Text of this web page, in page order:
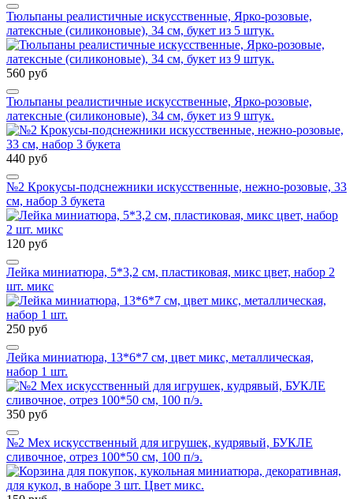
Тюльпаны реалистичные искусственные, Ярко-розовые,
латексные (силиконовые), 34 см, букет из 5 штук.
560 руб
Тюльпаны реалистичные искусственные, Ярко-розовые,
латексные (силиконовые), 34 см, букет из 9 штук.
440 руб
№2 Крокусы-подснежники искусственные, нежно-розовые, 33
см, набор 3 букета
120 руб
Лейка миниатюра, 5*3,2 см, пластиковая, микс цвет, набор 2
шт. микс
250 руб
Лейка миниатюра, 13*6*7 см, цвет микс, металлическая,
набор 1 шт.
350 руб
№2 Мех искусственный для игрушек, кудрявый, БУКЛЕ
сливочное, отрез 100*50 см, 100 п/э.